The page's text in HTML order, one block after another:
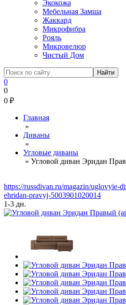
Экокожа
Мебельная Замша
Жаккард
Микрофибра
Рояль
Микровелюр
Чистый Дом
0
0
0 ₽
Главная
»
Диваны
»
Угловые диваны
» Угловой диван Эридан
https://russdivan.ru/magazin/uglovyie-
ehridan-pravyj-5003901020014
1-3 дн.